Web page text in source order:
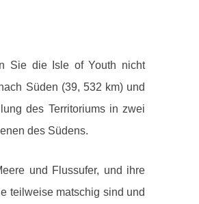
Sie die Isle of Youth nicht
Süden (39, 532 km) und
des Territoriums in zwei
des Südens.
und Flussufer, und ihre
teilweise matschig sind und